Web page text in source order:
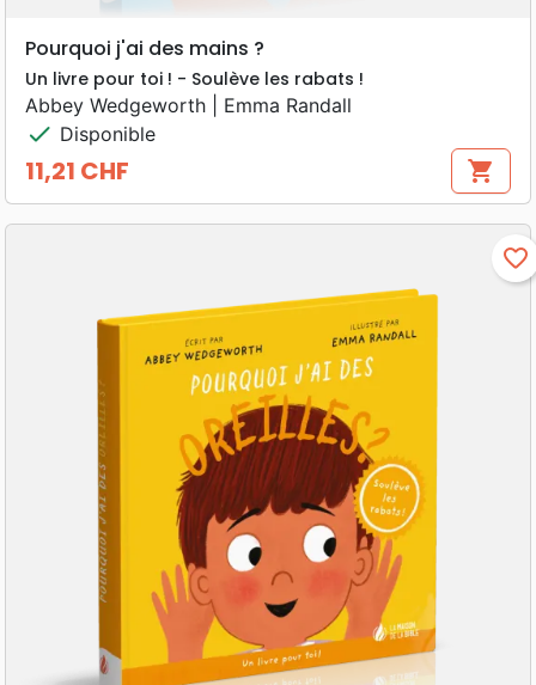
Pourquoi j'ai des mains ?
Un livre pour toi ! - Soulève les rabats !
Abbey Wedgeworth | Emma Randall
check Disponible
Prix
11,21 CHF shopping_cart
favorite_border